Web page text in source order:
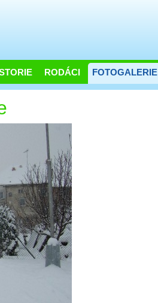
RODÁCI FOTOGALERIE